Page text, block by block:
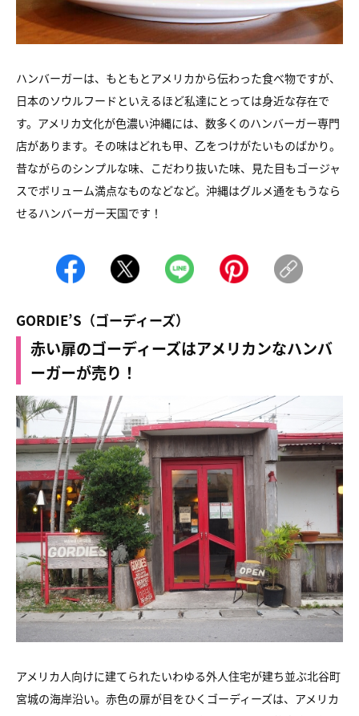
ハンバーガーは、もともとアメリカから伝わった食べ物ですが、
日本のソウルフードといえるほど私達にとっては身近な存在で
す。アメリカ文化が色濃い沖縄には、数多くのハンバーガー専門
店があります。その味はどれも甲、乙をつけがたいものばかり。
昔ながらのシンプルな味、こだわり抜いた味、見た目もゴージャ
スでボリューム満点なものなどなど。沖縄はグルメ通をもうなら
せるハンバーガー天国です！
GORDIE’S（ゴーディーズ）
赤い扉のゴーディーズはアメリカンなハンバ
ーガーが売り！
アメリカ人向けに建てられたいわゆる外人住宅が建ち並ぶ北谷町
宮城の海岸沿い。赤色の扉が目をひくゴーディーズは、アメリカ